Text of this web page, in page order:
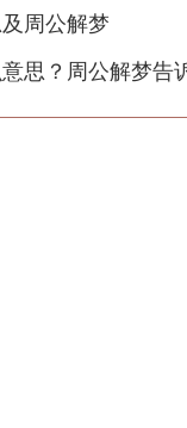
周公解梦
思？周公解梦告